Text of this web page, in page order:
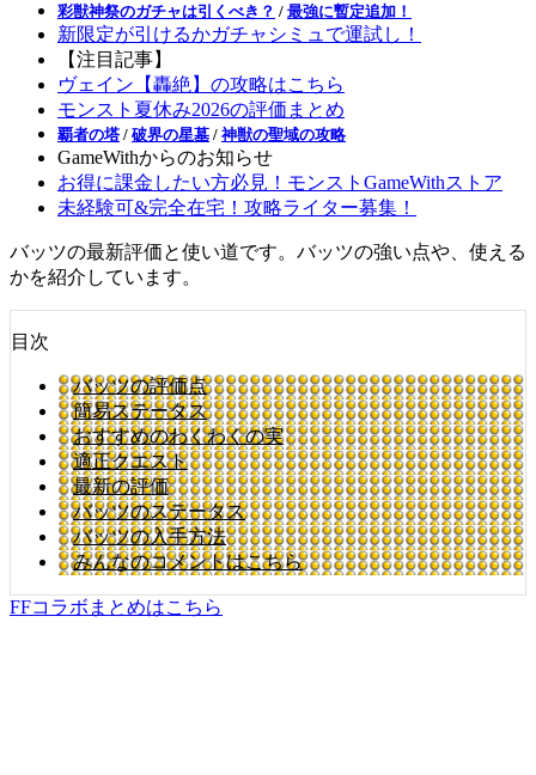
彩獣神祭のガチャは引くべき？ / 最強に暫定追加！
新限定が引けるかガチャシミュで運試し！
【注目記事】
ヴェイン【轟絶】の攻略はこちら
モンスト夏休み2026の評価まとめ
覇者の塔 / 破界の星墓 / 神獣の聖域の攻略
GameWithからのお知らせ
お得に課金したい方必見！モンストGameWithストア
未経験可&完全在宅！攻略ライター募集！
バッツの最新評価と使い道です。バッツの強い点や、使える
かを紹介しています。
目次
バッツの評価点
簡易ステータス
おすすめのわくわくの実
適正クエスト
最新の評価
バッツのステータス
バッツの入手方法
みんなのコメントはこちら
FFコラボまとめはこちら